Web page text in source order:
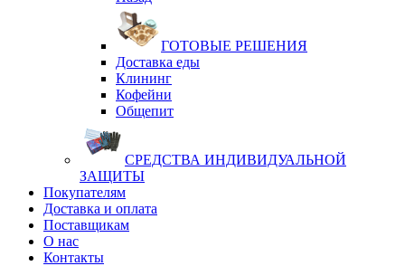
ГОТОВЫЕ РЕШЕНИЯ
Доставка еды
Клининг
Кофейни
Общепит
СРЕДСТВА ИНДИВИДУАЛЬНОЙ
ЗАЩИТЫ
Покупателям
Доставка и оплата
Поставщикам
О нас
Контакты